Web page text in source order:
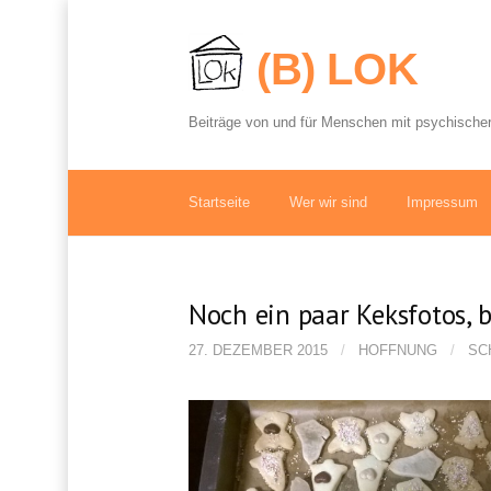
z
I
(B) LOK
Beiträge von und für Menschen mit
Startseite Wer wir sind Impressum
Noch ein paar Keksfotos,
27. DEZEMBER 2015 / HOFFNUNG /